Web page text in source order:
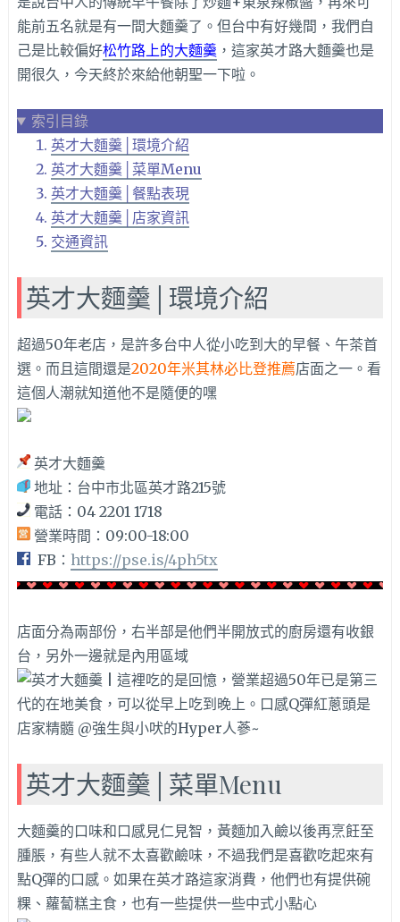
能前五名就是有一間大麵羹了。但台中有好幾間，我們自
己是比較偏好松竹路上的大麵羹，這家英才路大麵羹也是
開很久，今天終於來給他朝聖一下啦。
索引目錄
英才大麵羹│環境介紹
英才大麵羹│菜單Menu
英才大麵羹│餐點表現
英才大麵羹│店家資訊
交通資訊
英才大麵羹│環境介紹
超過50年老店，是許多台中人從小吃到大的早餐、午茶首
選。而且這間還是2020年米其林必比登推薦店面之一。看
這個人潮就知道他不是隨便的嘿
英才大麵羹
地址：台中市北區英才路215號
電話：04 2201 1718
營業時間：09:00-18:00
FB： https://pse.is/4ph5tx
店面分為兩部份，右半部是他們半開放式的廚房還有收銀
台，另外一邊就是內用區域
英才大麵羹│菜單Menu
大麵羹的口味和口感見仁見智，黃麵加入鹼以後再烹飪至
腫脹，有些人就不太喜歡鹼味，不過我們是喜歡吃起來有
點Q彈的口感。如果在英才路這家消費，他們也有提供碗
粿、蘿蔔糕主食，也有一些提供一些中式小點心